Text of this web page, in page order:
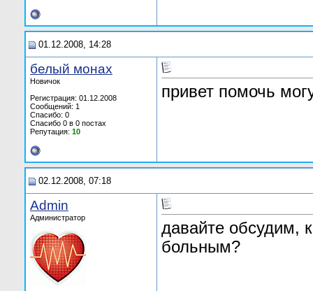
01.12.2008, 14:28
белый монах
Новичок
Регистрация: 01.12.2008
Сообщений: 1
Спасибо: 0
Спасибо 0 в 0 постах
Репутация: 10
привет помочь
02.12.2008, 07:18
Admin
Администратор
давайте обсудим,
больным?